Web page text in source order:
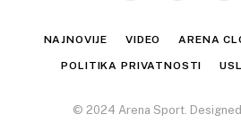
NAJNOVIJE VIDEO ARENA
POLITIKA PRIVATNOSTI
© 2024 Arena Sport.